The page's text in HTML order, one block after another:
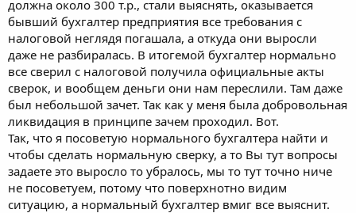
должна около 300 т.р., стали выяснять, оказывается
бывший бухгалтер предприятия все требования с
налоговой неглядя погашала, а откуда они выросли
даже не разбиралась. В итогемой бухгалтер нормально
все сверил с налоговой получила официальные акты
сверок, и вообщем деньги они нам переслили. Там даже
был небольшой зачет. Так как у меня была добровольная
ликвидация в принципе зачем проходил. Вот.
Так, что я посоветую нормального бухгалтера найти и
чтобы сделать нормальную сверку, а то Вы тут вопросы
задаете это выросло то убралось, мы то тут точно ниче
не посоветуем, потому что поверхнотно видим
ситуацию, а нормальный бухгалтер вмиг все выяснит.